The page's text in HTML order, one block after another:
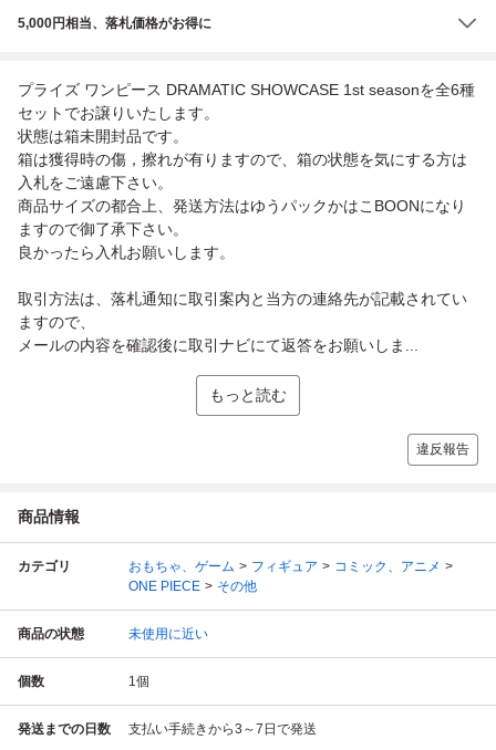
5,000円相当、落札価格がお得に
プライズ ワンピース DRAMATIC SHOWCASE 1st seasonを全6種
セットでお譲りいたします。
状態は箱未開封品です。
箱は獲得時の傷，擦れが有りますので、箱の状態を気にする方は
入札をご遠慮下さい。
商品サイズの都合上、発送方法はゆうパックかはこBOONになり
ますので御了承下さい。
良かったら入札お願いします。
取引方法は、落札通知に取引案内と当方の連絡先が記載されてい
ますので、
メールの内容を確認後に取引ナビにて返答をお願いしま...
もっと読む
違反報告
商品情報
カテゴリ おもちゃ、ゲーム フィギュア
コミック、アニメ
ONE PIECE
その他
商品の状態 未使用に近い
個数 1個
発送までの日数 支払い手続きから3～7日で発送